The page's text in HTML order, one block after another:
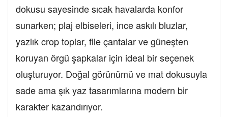
dokusu sayesinde sıcak havalarda konfor
sunarken; plaj elbiseleri, ince askılı bluzlar,
yazlık crop toplar, file çantalar ve güneşten
koruyan örgü şapkalar için ideal bir seçenek
oluşturuyor. Doğal görünümü ve mat dokusuyla
sade ama şık yaz tasarımlarına modern bir
karakter kazandırıyor.